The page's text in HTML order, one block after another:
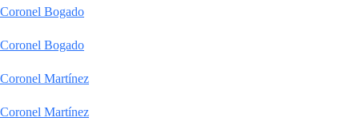
Coronel Bogado
Coronel Bogado
Coronel Martínez
Coronel Martínez